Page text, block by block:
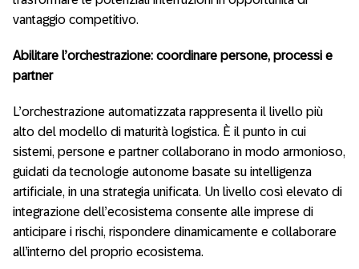
vantaggio competitivo.
Abilitare l’orchestrazione: coordinare persone, processi e
partner
L’orchestrazione automatizzata rappresenta il livello più
alto del modello di maturità logistica. È il punto in cui
sistemi, persone e partner collaborano in modo armonioso,
guidati da tecnologie autonome basate su intelligenza
artificiale, in una strategia unificata. Un livello così elevato di
integrazione dell’ecosistema consente alle imprese di
anticipare i rischi, rispondere dinamicamente e collaborare
all’interno del proprio ecosistema.